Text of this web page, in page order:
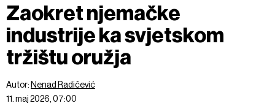
Zaokret njemačke
industrije ka svjetskom
tržištu oružja
Autor: Nenad Radičević
11. maj 2026, 07:00